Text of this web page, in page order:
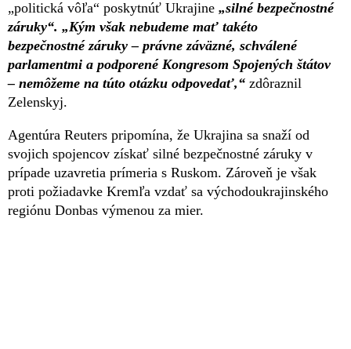
„politická vôľa“ poskytnúť Ukrajine „silné bezpečnostné
záruky“. „Kým však nebudeme mať takéto
bezpečnostné záruky – právne záväzné, schválené
parlamentmi a podporené Kongresom Spojených štátov
– nemôžeme na túto otázku odpovedať,“ zdôraznil
Zelenskyj.
Agentúra Reuters pripomína, že Ukrajina sa snaží od
svojich spojencov získať silné bezpečnostné záruky v
prípade uzavretia prímeria s Ruskom. Zároveň je však
proti požiadavke Kremľa vzdať sa východoukrajinského
regiónu Donbas výmenou za mier.